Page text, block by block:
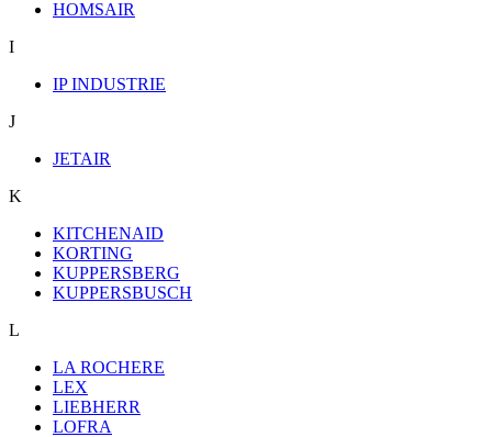
HOMSAIR
I
IP INDUSTRIE
J
JETAIR
K
KITCHENAID
KORTING
KUPPERSBERG
KUPPERSBUSCH
L
LA ROCHERE
LEX
LIEBHERR
LOFRA